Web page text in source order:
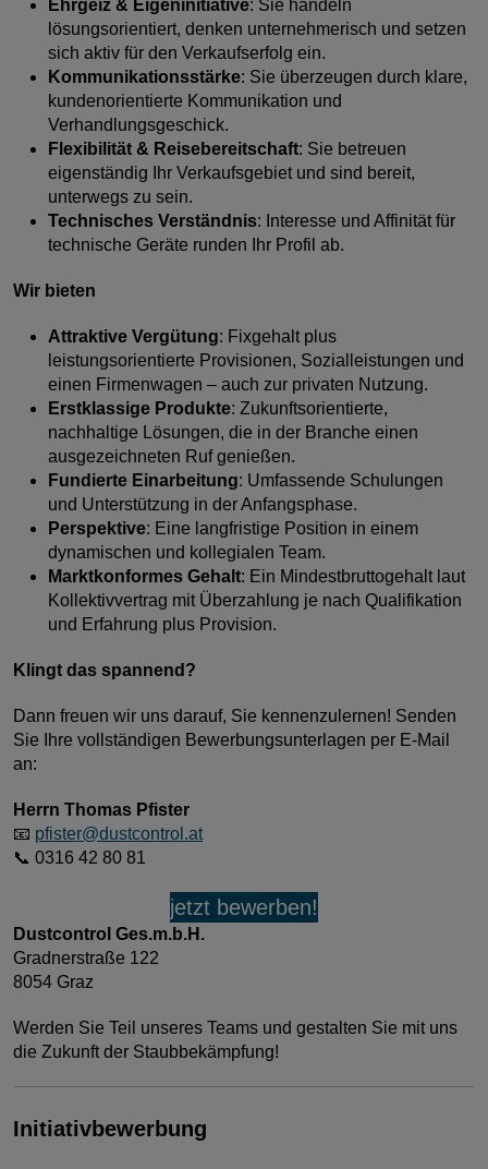
Ehrgeiz & Eigeninitiative: Sie handeln
lösungsorientiert, denken unternehmerisch und setzen
sich aktiv für den Verkaufserfolg ein.
Kommunikationsstärke: Sie überzeugen durch klare,
kundenorientierte Kommunikation und
Verhandlungsgeschick.
Flexibilität & Reisebereitschaft: Sie betreuen
eigenständig Ihr Verkaufsgebiet und sind bereit,
unterwegs zu sein.
Technisches Verständnis: Interesse und Affinität für
technische Geräte runden Ihr Profil ab.
Wir bieten
Attraktive Vergütung: Fixgehalt plus
leistungsorientierte Provisionen, Sozialleistungen und
einen Firmenwagen – auch zur privaten Nutzung.
Erstklassige Produkte: Zukunftsorientierte,
nachhaltige Lösungen, die in der Branche einen
ausgezeichneten Ruf genießen.
Fundierte Einarbeitung: Umfassende Schulungen
und Unterstützung in der Anfangsphase.
Perspektive: Eine langfristige Position in einem
dynamischen und kollegialen Team.
Marktkonformes Gehalt: Ein Mindestbruttogehalt laut
Kollektivvertrag mit Überzahlung je nach Qualifikation
und Erfahrung plus Provision.
Klingt das spannend?
Dann freuen wir uns darauf, Sie kennenzulernen! Senden
Sie Ihre vollständigen Bewerbungsunterlagen per E-Mail
an:
Herrn Thomas Pfister
📧 pfister@dustcontrol.at
📞 0316 42 80 81
jetzt bewerben!
Dustcontrol Ges.m.b.H.
Gradnerstraße 122
8054 Graz
Werden Sie Teil unseres Teams und gestalten Sie mit uns
die Zukunft der Staubbekämpfung!
Initiativbewerbung